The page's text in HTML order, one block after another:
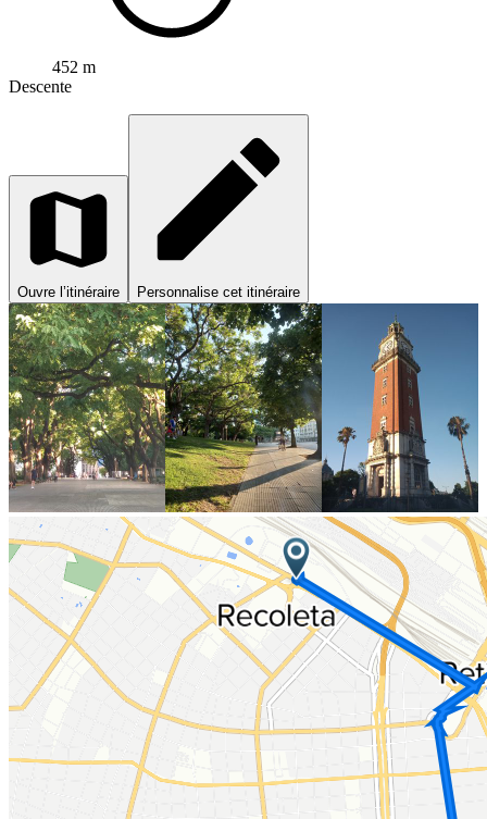
452 m
Descente
Ouvre l’itinéraire Personnalise cet itinéraire